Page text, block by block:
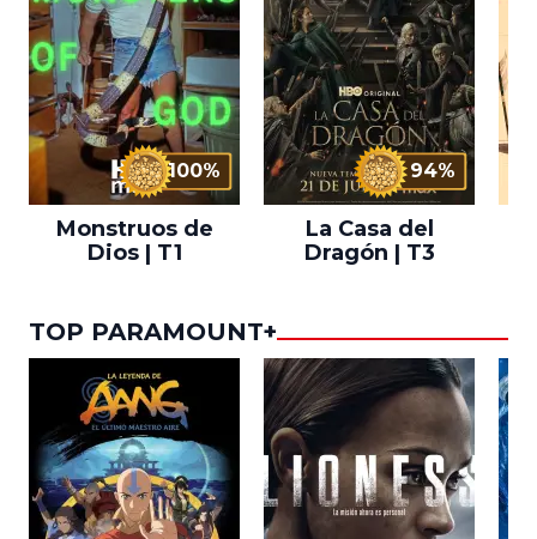
100%
Monstruos de
Dios | T1
94%
La Casa del
Dragón | T3
TOP PARAMOUNT+